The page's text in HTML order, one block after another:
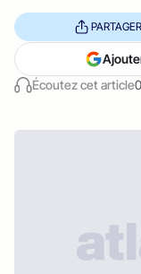
Écoutez cet article
PARTAGER